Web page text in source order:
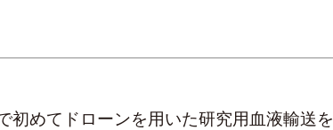
初めてドローンを用いた研究用血液輸送を